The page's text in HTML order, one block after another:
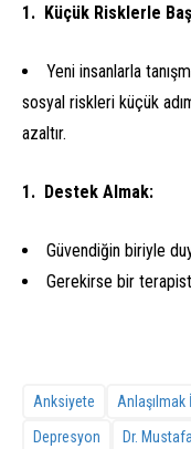
Küçük Risklerle
Yeni insanlarla
sosyal riskleri küçük
azaltır.
Destek Almak:
Güvendiğin biriyle
Gerekirse bir
Anksiyete
Depresyon
Dr.